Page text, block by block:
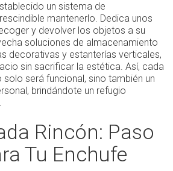
un sistema de
mantenerlo. Dedica unos
y devolver los objetos a su
soluciones de almacenamiento
decorativas y estanterías verticales,
sin sacrificar la estética. Así, cada
solo será funcional, sino también un
brindándote un refugio
Rincón: Paso
Tu Enchufe